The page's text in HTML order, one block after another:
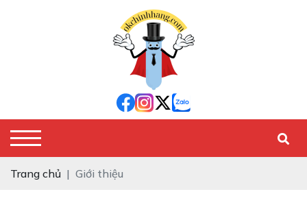
Trang chủ Giới thiệu